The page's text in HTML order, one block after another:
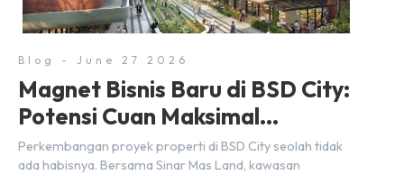
yang sangat mendukung […]
Blog - June 27 2026
Magnet Bisnis Baru di BSD City:
Potensi Cuan Maksimal
Selangkah dari Stasiun
Perkembangan proyek properti di BSD City seolah tidak
ada habisnya. Bersama Sinar Mas Land, kawasan